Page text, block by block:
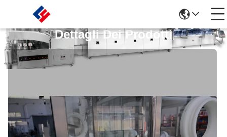
Dettagli Dei Prodotti